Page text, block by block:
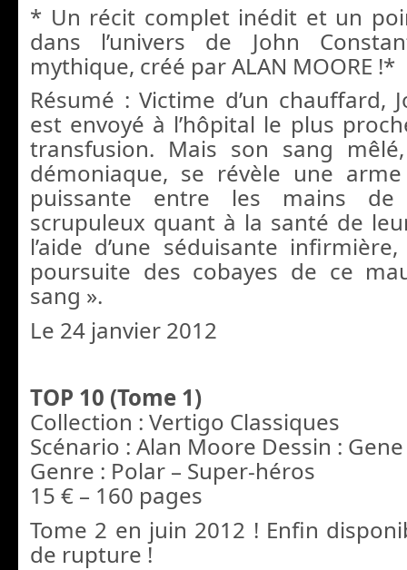
* Un récit complet inédit et un
dans l’univers de John
mythique, créé par ALAN MOORE !*
Résumé : Victime d’un chauffard,
est envoyé à l’hôpital le plus
transfusion. Mais son sang
démoniaque, se révèle une
puissante entre les mains de
scrupuleux quant à la santé de
l’aide d’une séduisante
poursuite des cobayes de ce
sang ».
Le 24 janvier 2012
TOP 10 (Tome 1)
Collection : Vertigo Classiques
Scénario : Alan Moore Dessin :
Genre : Polar – Super-héros
15 € – 160 pages
Tome 2 en juin 2012 ! Enfin
de rupture !